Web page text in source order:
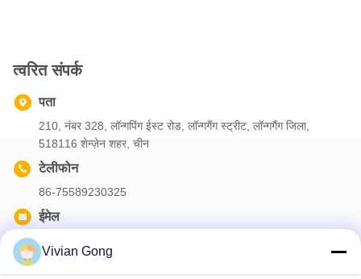
त्वरित संपर्क
पता
210, नंबर 328, लॉन्गपिंग ईस्ट रोड, लॉन्गगैंग स्ट्रीट, लॉन्गगैंग जिला,
518116 शेन्ज़ेन शहर, चीन
टेलीफोन
86-75589230325
ईमेल
Vivian Gong